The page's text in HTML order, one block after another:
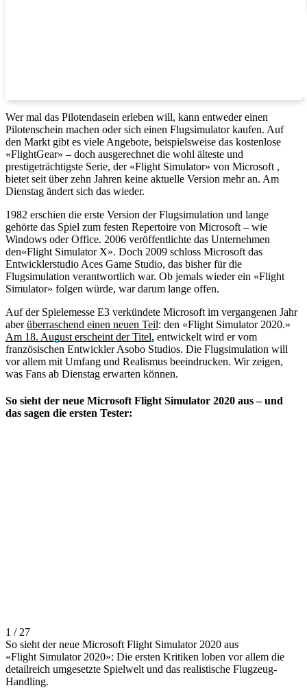
Wer mal das Pilotendasein erleben will, kann entweder einen
Pilotenschein machen oder sich einen Flugsimulator kaufen. Auf
den Markt gibt es viele Angebote, beispielsweise das kostenlose
«FlightGear» – doch ausgerechnet die wohl älteste und
prestigeträchtigste Serie, der «Flight Simulator» von Microsoft ,
bietet seit über zehn Jahren keine aktuelle Version mehr an. Am
Dienstag ändert sich das wieder.
1982 erschien die erste Version der Flugsimulation und lange
gehörte das Spiel zum festen Repertoire von Microsoft – wie
Windows oder Office. 2006 veröffentlichte das Unternehmen
den«Flight Simulator X». Doch 2009 schloss Microsoft das
Entwicklerstudio Aces Game Studio, das bisher für die
Flugsimulation verantwortlich war. Ob jemals wieder ein «Flight
Simulator» folgen würde, war darum lange offen.
Auf der Spielemesse E3 verkündete Microsoft im vergangenen Jahr
aberüberraschend einen neuen Teil: den «Flight Simulator 2020.»
Am 18. August erscheint der Titel, entwickelt wird er vom
französischen Entwickler Asobo Studios. Die Flugsimulation will
vor allem mit Umfang und Realismus beeindrucken. Wir zeigen,
was Fans ab Dienstag erwarten können.
So sieht der neue Microsoft Flight Simulator 2020 aus – und
das sagen die ersten Tester:
1 / 27
So sieht der neue Microsoft Flight Simulator 2020 aus
«Flight Simulator 2020»: Die ersten Kritiken loben vor allem die
detailreich umgesetzte Spielwelt und das realistische Flugzeug-
Handling.